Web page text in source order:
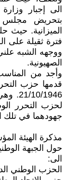
الى إجبار
بتحريض مجلس
الميزانية. حيث
فترة ثقيلة على
ووجهه الشبه
الصهيونية.
وأجد من
قدمها حزب
21/
لحزب التحرر
جهودهما في تلك
مذكرة الهيئة
حول الجبهة
الى:
الحزب الوطني